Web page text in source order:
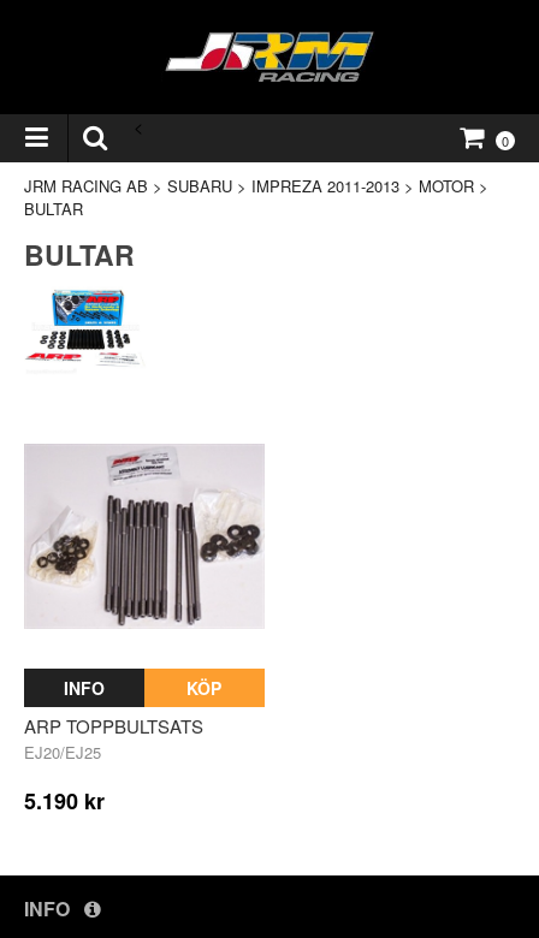
<
0
JRM RACING AB > SUBARU > IMPREZA 2011-2013 > MOTOR >
BULTAR
BULTAR
INFO KÖP
ARP TOPPBULTSATS
EJ20/EJ25
5.190 kr
INFO